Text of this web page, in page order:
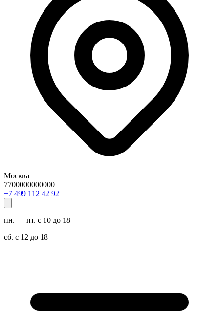
Москва
7700000000000
29 24 211 994 7+
пн. — пт. с 10 до 18
сб. с 12 до 18